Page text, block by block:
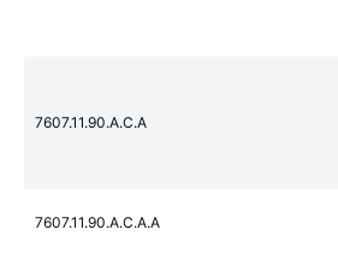
7607.11.90.A.C.A
7607.11.90.A.C.A.A